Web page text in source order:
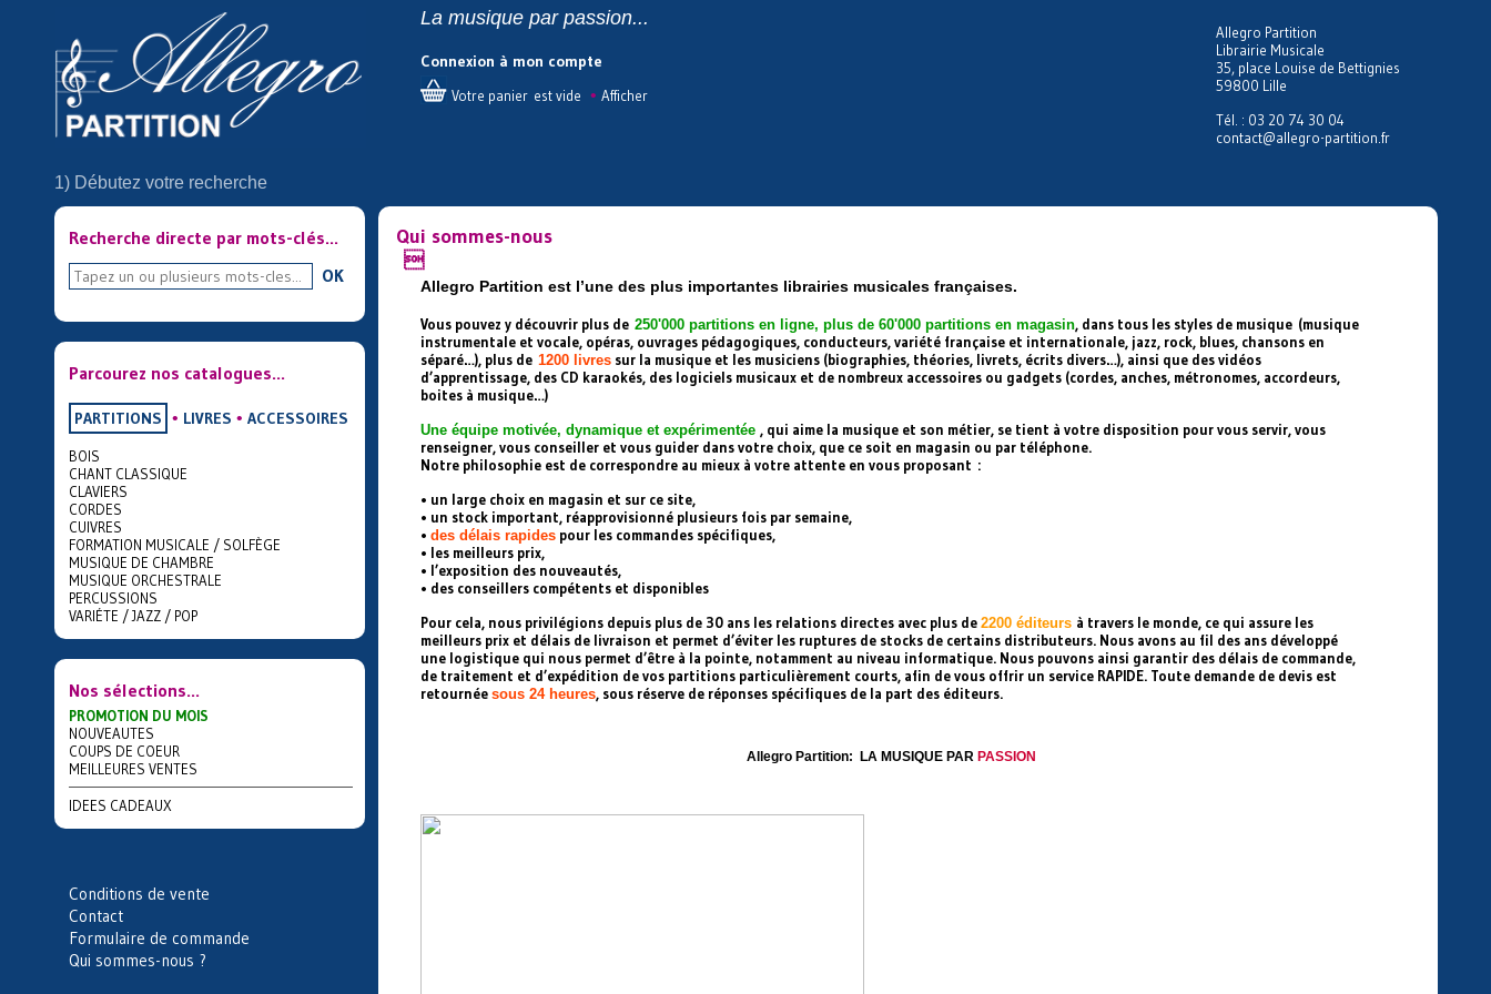
La musique par passion...
Connexion à mon compte
Votre panier est vide • Afficher
Allegro Partition
Librairie Musicale
35, place Louise de Bettignies
59800 Lille
Tél. : 03 20 74 30 04
contact@allegro-partition.fr
1) Débutez votre recherche
Recherche directe par mots-clés...
OK
Parcourez nos catalogues...
PARTITIONS • LIVRES • ACCESSOIRES
BOIS
CHANT CLASSIQUE
CLAVIERS
CORDES
CUIVRES
FORMATION MUSICALE / SOLFÈGE
MUSIQUE DE CHAMBRE
MUSIQUE ORCHESTRALE
PERCUSSIONS
VARIÉTE / JAZZ / POP
Nos sélections...
PROMOTION DU MOIS
NOUVEAUTES
COUPS DE COEUR
MEILLEURES VENTES
IDEES CADEAUX
Conditions de vente
Contact
Formulaire de commande
Qui sommes-nous ?
Qui sommes-nous

Allegro Partition est l’une des plus importantes librairies musicales françaises.
Vous pouvez y découvrir plus de 250'000 partitions en ligne, plus de 60'000 partitions en magasin, dans tous les styles de musique (musique
instrumentale et vocale, opéras, ouvrages pédagogiques, conducteurs, variété française et internationale, jazz, rock, blues, chansons en
séparé…), plus de 1200 livressur la musique et les musiciens (biographies, théories, livrets, écrits divers…), ainsi que des vidéos
d’apprentissage, des CD karaokés, des logiciels musicaux et de nombreux accessoires ou gadgets (cordes, anches, métronomes, accordeurs,
boites à musique…)
Une équipe motivée, dynamique et expérimentée , qui aime la musique et son métier, se tient à votre disposition pour vous servir, vous
renseigner, vous conseiller et vous guider dans votre choix, que ce soit en magasin ou par téléphone.
Notre philosophie est de correspondre au mieux à votre attente en vous proposant :
• un large choix en magasin et sur ce site,
• un stock important, réapprovisionné plusieurs fois par semaine,
• des délais rapidespour les commandes spécifiques,
• les meilleurs prix,
• l’exposition des nouveautés,
• des conseillers compétents et disponibles
Pour cela, nous privilégions depuis plus de 30 ans les relations directes avec plus de 2200 éditeurs à travers le monde, ce qui assure les
meilleurs prix et délais de livraison et permet d’éviter les ruptures de stocks de certains distributeurs. Nous avons au fil des ans développé
une logistique qui nous permet d’être à la pointe, notamment au niveau informatique. Nous pouvons ainsi garantir des délais de commande,
de traitement et d’expédition de vos partitions particulièrement courts, afin de vous offrir un service RAPIDE. Toute demande de devis est
retournée sous 24 heures, sous réserve de réponses spécifiques de la part des éditeurs.
Allegro Partition: LA MUSIQUE PAR PASSION